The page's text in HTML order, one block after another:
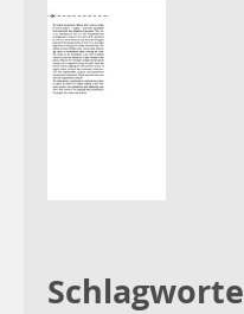
Schlagworte